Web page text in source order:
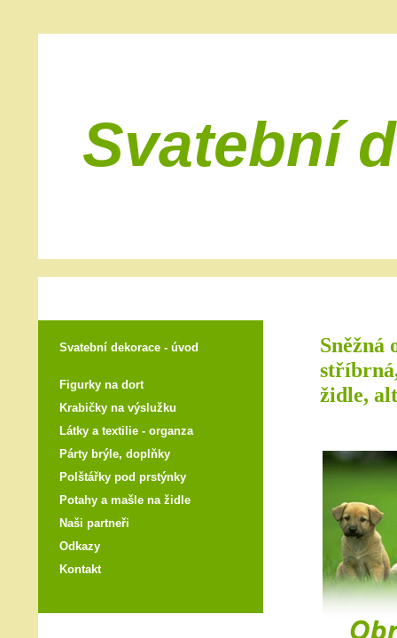
Svatební
Svatební dekorace - úvod
Figurky na dort
Krabičky na výslužku
Látky a textilie - organza
Párty brýle, doplňky
Polštářky pod prstýnky
Potahy a mašle na židle
Naši partneři
Odkazy
Kontakt
Sněžná
židle,